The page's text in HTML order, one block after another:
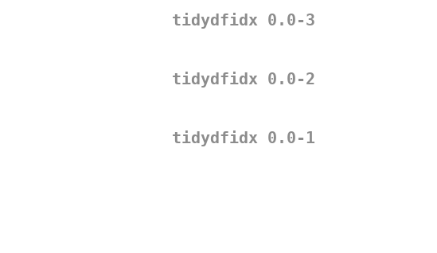
tidydfidx 0.0-3
tidydfidx 0.0-2
tidydfidx 0.0-1